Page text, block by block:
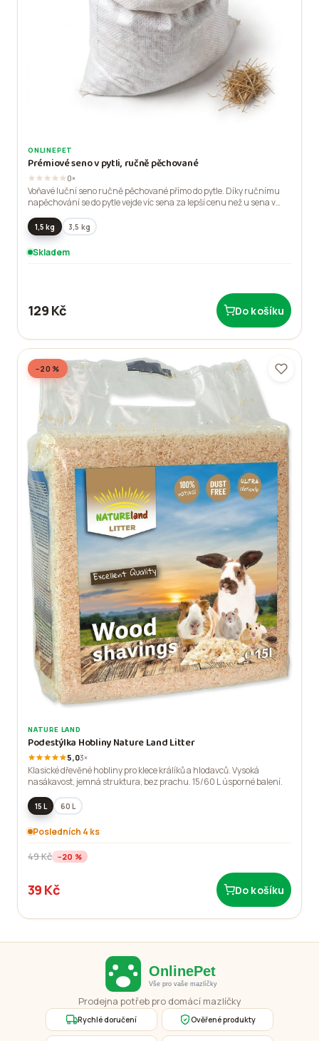
ONLINEPET
Prémiové seno v pytli, ručně pěchované
0×
Voňavé luční seno ručně pěchované přímo do pytle. Díky ručnímu
napěchování se do pytle vejde víc sena za lepší cenu než u sena v
býložravce. Náš produkt Onlinepet.
1,5 kg 3,5 kg
Skladem
129 Kč Do košíku
−20 %
NATURE LAND
Podestýlka Hobliny Nature Land Litter
5,03×
Klasické dřevěné hobliny pro klece králíků a hlodavců. Vysoká
nasákavost, jemná struktura, bez prachu. 15/60 L úsporné balení.
15 L 60 L
Posledních 4 ks
49 Kč −20 %
39 Kč Do košíku
Prodejna potřeb pro domácí mazlíčky
Rychlé doručení Ověřené produkty